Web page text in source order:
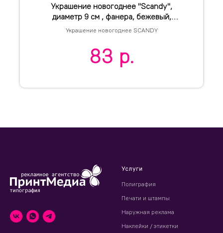
Украшение новогоднее "Scandy",
диаметр 9 см , фанера, бежевый,
Украшение новогоднее SCANDY
83 р.
Услуги
Полиграфия
Печати и штампы
Наружная реклама
Наклейки / этикетки